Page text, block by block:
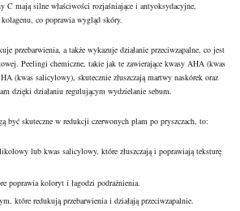
C mają silne właściwości rozjaśniające i antyoksydacyjne,
co poprawia wygląd skóry.
przebarwienia, a także wykazuje działanie przeciwzapalne, co jest
Peelingi chemiczne, takie jak te zawierające kwasy AHA (kwas
(kwas salicylowy), skutecznie złuszczają martwy naskórek oraz
dzięki działaniu regulującym wydzielanie sebum.
być skuteczne w redukcji czerwonych plam po pryszczach, to:
lub kwas salicylowy, które złuszczają i poprawiają teksturę
poprawia koloryt i łagodzi podrażnienia.
które redukują przebarwienia i działają przeciwzapalnie.